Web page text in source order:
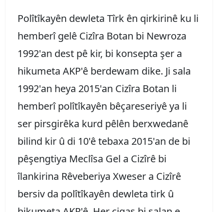
Polîtîkayên dewleta Tîrk ên qirkirinê ku li
hemberî gelê Cizîra Botan bi Newroza
1992'an dest pê kir, bi konsepta şer a
hikumeta AKP'ê berdewam dike. Ji sala
1992'an heya 2015'an Cizîra Botan li
hemberî polîtîkayên bêçareseriyê ya li
ser pirsgirêka kurd pêlên berxwedanê
bilind kir û di 10'ê tebaxa 2015'an de bi
pêşengtiya Meclîsa Gel a Cizîrê bi
îlankirina Rêveberiya Xweser a Cizîrê
bersiv da polîtîkayên dewleta tirk û